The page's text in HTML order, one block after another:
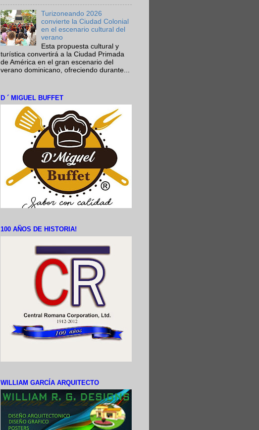
Turizoneando 2026
convierte la Ciudad Colonial
en el escenario cultural del
verano
Esta propuesta cultural y
turística convertirá a la Ciudad Primada
de América en el gran escenario del
verano dominicano, ofreciendo durante...
D ´ MIGUEL BUFFET
100 AÑOS DE HISTORIA!
WILLIAM GARCÍA ARQUITECTO